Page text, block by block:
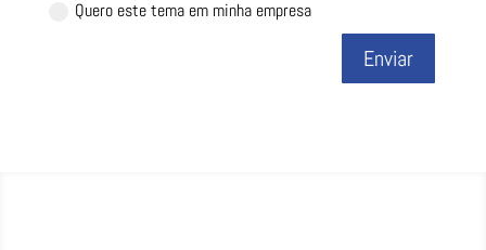
Quero este tema em minha empresa
Enviar